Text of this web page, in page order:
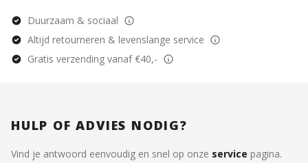
Duurzaam & sociaal
Altijd retourneren & levenslange service
Gratis verzending vanaf €40,-
HULP OF ADVIES NODIG?
Vind je antwoord eenvoudig en snel op onze service pagina.